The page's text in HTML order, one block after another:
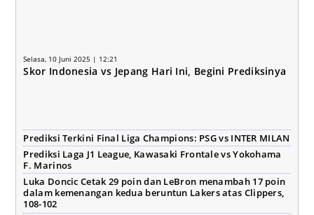
Selasa, 10 Juni 2025 | 12:21
Skor Indonesia vs Jepang Hari Ini, Begini Prediksinya
Prediksi Terkini Final Liga Champions: PSG vs INTER MILAN
Prediksi Laga J1 League, Kawasaki Frontale vs Yokohama
F. Marinos
Luka Doncic Cetak 29 poin dan LeBron menambah 17 poin
dalam kemenangan kedua beruntun Lakers atas Clippers,
108-102